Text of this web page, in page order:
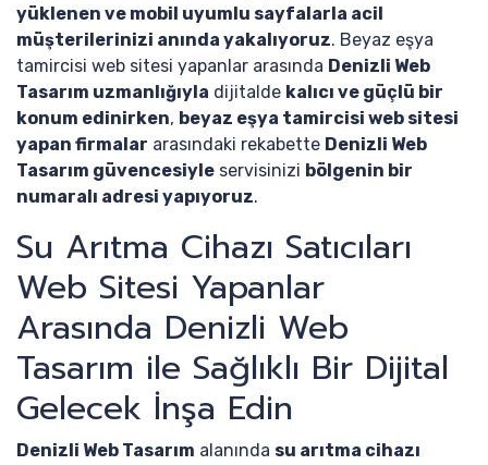
yüklenen ve mobil uyumlu sayfalarla acil
müşterilerinizi anında yakalıyoruz. Beyaz eşya
tamircisi web sitesi yapanlar arasında Denizli Web
Tasarım uzmanlığıyla dijitalde kalıcı ve güçlü bir
konum edinirken, beyaz eşya tamircisi web sitesi
yapan firmalar arasındaki rekabette Denizli Web
Tasarım güvencesiyle servisinizi bölgenin bir
numaralı adresi yapıyoruz.
Su Arıtma Cihazı Satıcıları
Web Sitesi Yapanlar
Arasında Denizli Web
Tasarım ile Sağlıklı Bir Dijital
Gelecek İnşa Edin
Denizli Web Tasarım alanında su arıtma cihazı